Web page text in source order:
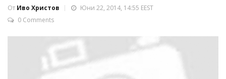
От Иво Христов
Юни 22, 2014, 14:55 EEST
0 Comments